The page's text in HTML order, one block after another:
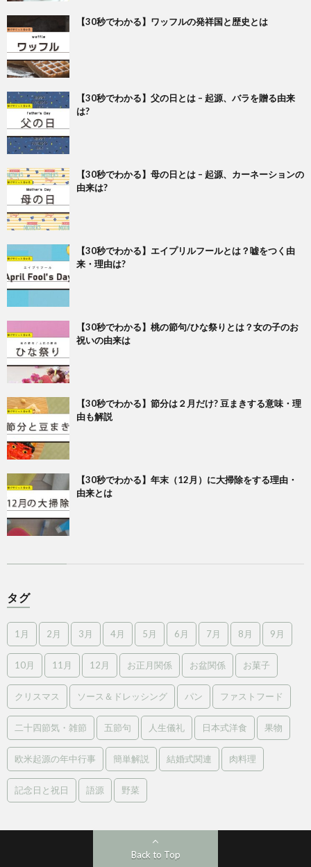
【30秒でわかる】ワッフルの発祥国と歴史とは
【30秒でわかる】父の日とは – 起源、バラを贈る由来
は?
【30秒でわかる】母の日とは – 起源、カーネーションの
由来は?
【30秒でわかる】エイプリルフールとは？嘘をつく由
来・理由は?
【30秒でわかる】桃の節句/ひな祭りとは？女の子のお
祝いの由来は
【30秒でわかる】節分は２月だけ? 豆まきする意味・理
由も解説
【30秒でわかる】年末（12月）に大掃除をする理由・
由来とは
タグ
1月 2月 3月 4月 5月 6月 7月 8月 9月
10月 11月 12月 お正月関係 お盆関係 お菓子
クリスマス ソース＆ドレッシング パン ファストフード
二十四節気・雑節 五節句 人生儀礼 日本式洋食 果物
欧米起源の年中行事 簡単解説 結婚式関連 肉料理
記念日と祝日 語源 野菜
Back to Top